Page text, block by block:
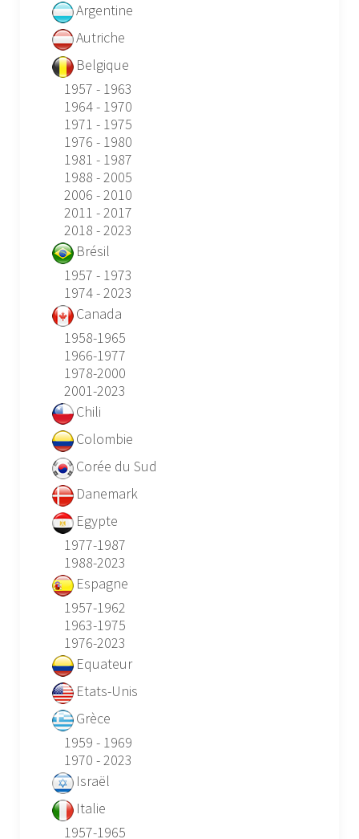
Argentine
Autriche
Belgique
1957 - 1963
1964 - 1970
1971 - 1975
1976 - 1980
1981 - 1987
1988 - 2005
2006 - 2010
2011 - 2017
2018 - 2023
Brésil
1957 - 1973
1974 - 2023
Canada
1958-1965
1966-1977
1978-2000
2001-2023
Chili
Colombie
Corée du Sud
Danemark
Egypte
1977-1987
1988-2023
Espagne
1957-1962
1963-1975
1976-2023
Equateur
Etats-Unis
Grèce
1959 - 1969
1970 - 2023
Israël
Italie
1957-1965